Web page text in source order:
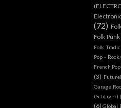
(72)
Folk Punk
Folk
Pop -
French Pop
(3)
Garage
(Schlager)
(6) Global